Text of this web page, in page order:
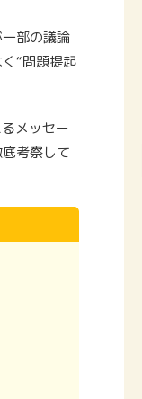
部の議論
“問題提起
メッセー
考察して